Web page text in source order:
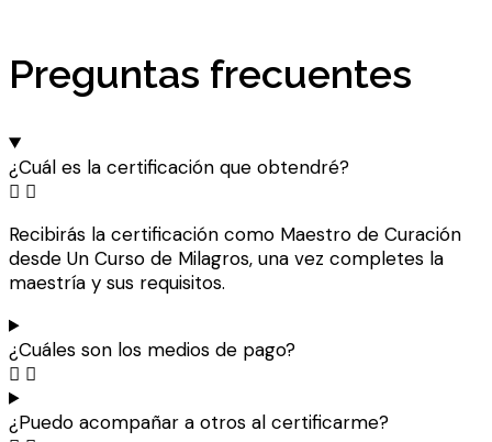
Preguntas frecuentes
¿Cuál es la certificación que obtendré?
Recibirás la certificación como Maestro de Curación
desde Un Curso de Milagros, una vez completes la
maestría y sus requisitos.
¿Cuáles son los medios de pago?
¿Puedo acompañar a otros al certificarme?